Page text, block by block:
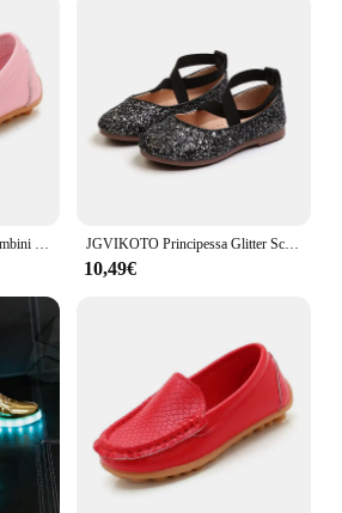
Appartamenti di moda per bambini Casual comodi in pelle PU Slip On scarpe ragazzi ragazze bambini caramelle 10 colori mocassini mocassini tutte le dimensioni JGVIKOTO Principessa Glitter Scarpe di Cuoio Delle Ragazze Morbida E Confortevole Lucido Paillettes Scarpe Per Bambini Dolce Vestito Da Cerimonia Nuziale Del Partito Appartamenti 26-35
10,49€